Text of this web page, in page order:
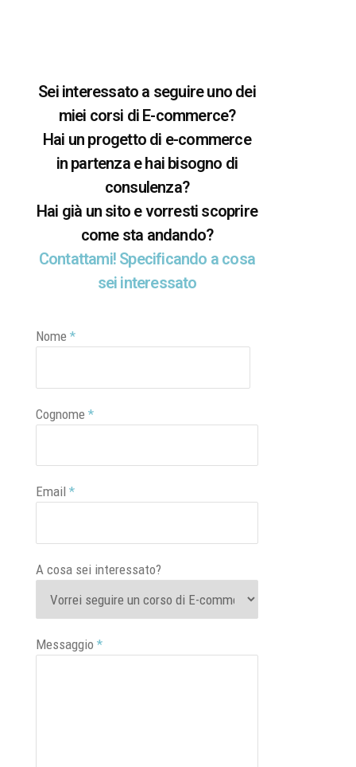
Sei interessato a seguire uno dei
miei corsi di E-commerce?
Hai un progetto di e-commerce
in partenza e hai bisogno di
consulenza?
Hai già un sito e vorresti scoprire
come sta andando?
Contattami! Specificando a cosa
sei interessato
Nome *
Cognome *
Email *
A cosa sei interessato?
Messaggio *